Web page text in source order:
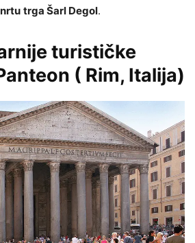
trga Šarl Degol.
turističke
( Rim, Italija)